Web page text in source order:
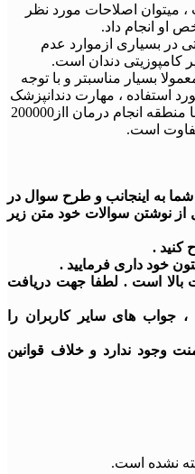
، میتوان اصلاحات مورد نظر
او انجام داد.
در بسیاری ازموارد عدم
کامپوزیتی دندان است.
بسیار مناسبتر و با توجه
استفاده ، مهارت دندانپزشک
و زمان صرف شده و بعضا منطقه انجام درمان ااز200000
به اینجانب و طرح سوال در
از نوشتن سوالات خود متن زیر
بالا است . لطفا جهت دریافت
های سایر کاربران را
وجود ندارد و خلاف قوانین
نشده است.